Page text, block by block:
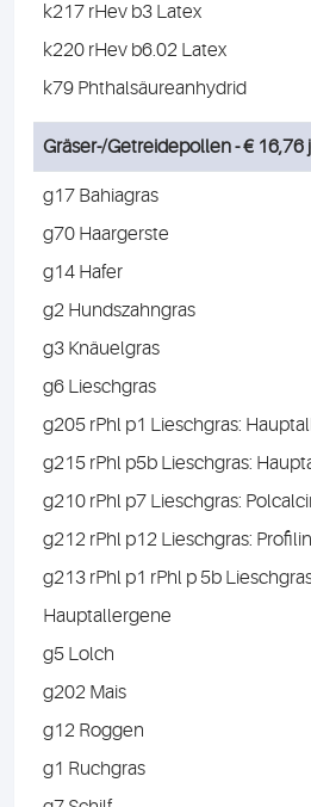
k217 rHev b3 Latex
k220 rHev b6.02 Latex
k79 Phthalsäureanhydrid
Gräser-/Getreidepollen - € 16,76
g17 Bahiagras
g70 Haargerste
g14 Hafer
g2 Hundszahngras
g3 Knäuelgras
g6 Lieschgras
g205 rPhl p1 Lieschgras:
g215 rPhl p5b Lieschgras:
g210 rPhl p7 Lieschgras:
g212 rPhl p12 Lieschgras: Profilin
g213 rPhl p1 rPhl p 5b
Hauptallergene
g5 Lolch
g202 Mais
g12 Roggen
g1 Ruchgras